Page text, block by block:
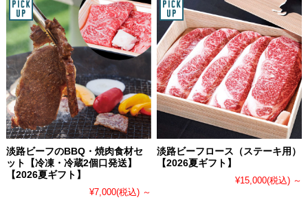
淡路ビーフのBBQ・焼肉食材セ
ット【冷凍・冷蔵2個口発送】
【2026夏ギフト】
¥7,000(税込) ～
淡路ビーフロース（ステーキ用）
【2026夏ギフト】
¥15,000(税込) ～